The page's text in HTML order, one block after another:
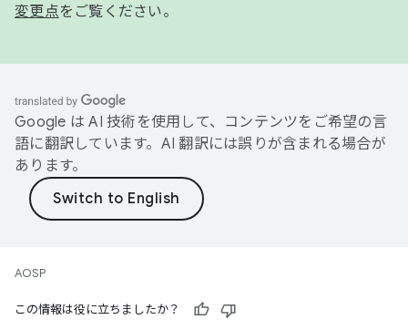
変更点をご覧ください。
Google は AI 技術を使用して、コンテンツをご希望の言
語に翻訳しています。AI 翻訳には誤りが含まれる場合が
あります。
AOSP
この情報は役に立ちましたか？